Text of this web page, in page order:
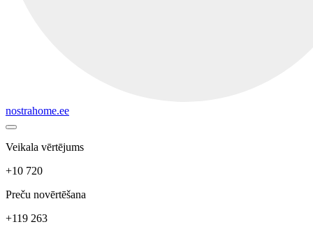
nostrahome.ee
Veikala vērtējums
+10 720
Preču novērtēšana
+119 263